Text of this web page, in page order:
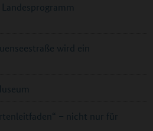
wird ein
– nicht nur für